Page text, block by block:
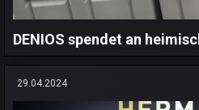
DENIOS spendet an
29.04.2024